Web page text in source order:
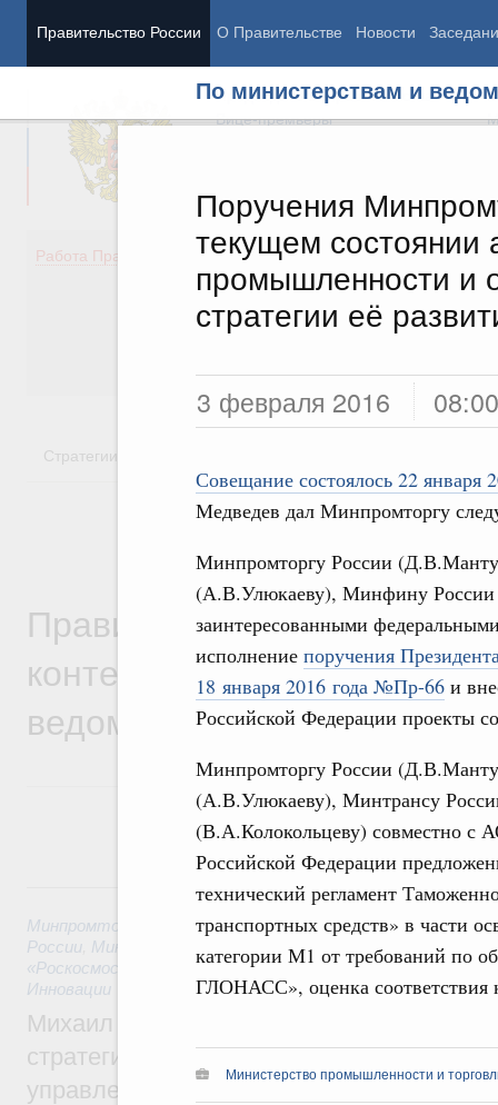
Правительство России О Правительстве Новости
По министерствам и
Поручения
текущем состоянии
промышленности и
стратегии её
3 февраля 2016 08:00
Совещание состоялось 22 января
Медведев дал Минпромторгу
Минпромторгу России
(А.В.Улюкаеву), Минфину России
заинтересованными
исполнение поручения
18 января 2016 года №Пр-66 и
Российской Федерации проекты
Минпромторгу России
(А.В.Улюкаеву), Минтрансу
(В.А.Колокольцеву) совместно с
Российской Федерации
технический регламент
транспортных средств» в части
категории М1 от требований по
ГЛОНАСС», оценка соответствия
Министерство промышленности и
Председатель Правительства
Вице-премьеры
Работа Правительства
Демография
Здоровье
Образование
Культура
Государство
Стратегии
Правительственная
контексте работы
ведомств
6 августа, четверг
Минпромторг России,Минфин России,
России Минсельхоз России Минэнерго России
Минтранс
«Роскосмос»
Госкорпорация «Росатом» ,6 августа 2026 ,
Инновации
Михаил Мишустин дал поручения по
стратегической сессии о
управления научно-технологическим